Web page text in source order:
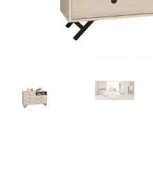
雙面櫃
電視櫃&長櫃